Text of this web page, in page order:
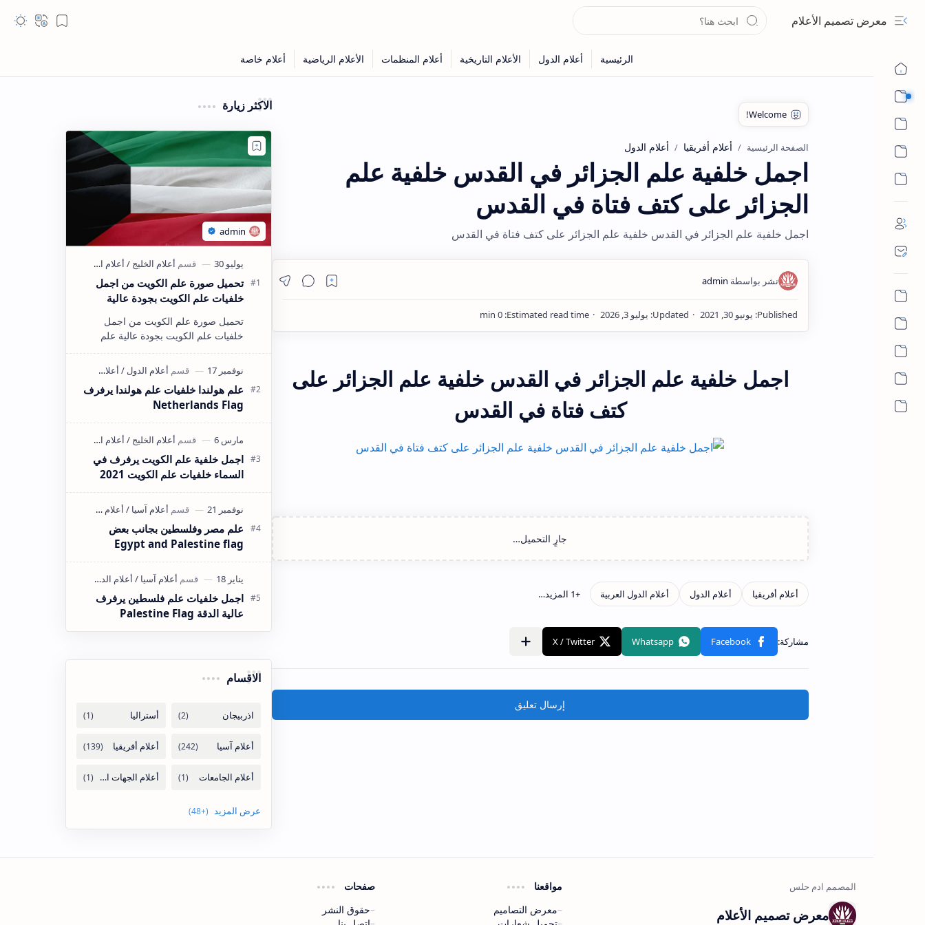
معرض تصميم الأعلام
الصفحة الرئيسية أعلام أفريقيا أعلام الدول
اجمل خلفية علم الجزائر في القدس خلفية علم
الجزائر على كتف فتاة في القدس
اجمل خلفية علم الجزائر في القدس خلفية علم الجزائر على كتف فتاة في القدس
اجمل خلفية علم الجزائر في القدس خلفية علم الجزائر على
كتف فتاة في القدس
إرسال تعليق
الاكثر زيارة
تحميل صورة علم الكويت من اجمل
خلفيات علم الكويت بجودة عالية
تحميل صورة علم الكويت من اجمل
خلفيات علم الكويت بجودة عالية علم
الكويت png علم الكويت يرفرف علم
الكويت…
علم هولندا خلفيات علم هولندا يرفرف
Netherlands Flag
اجمل خلفية علم الكويت يرفرف في
السماء خلفيات علم الكويت 2021
علم مصر وفلسطين بجانب بعض
Egypt and Palestine flag
اجمل خلفيات علم فلسطين يرفرف
عالية الدقة Palestine Flag
الاقسام
معرض تصميم الأعلام
مواقعنا
معرض التصاميم
صفحات
حقوق النشر